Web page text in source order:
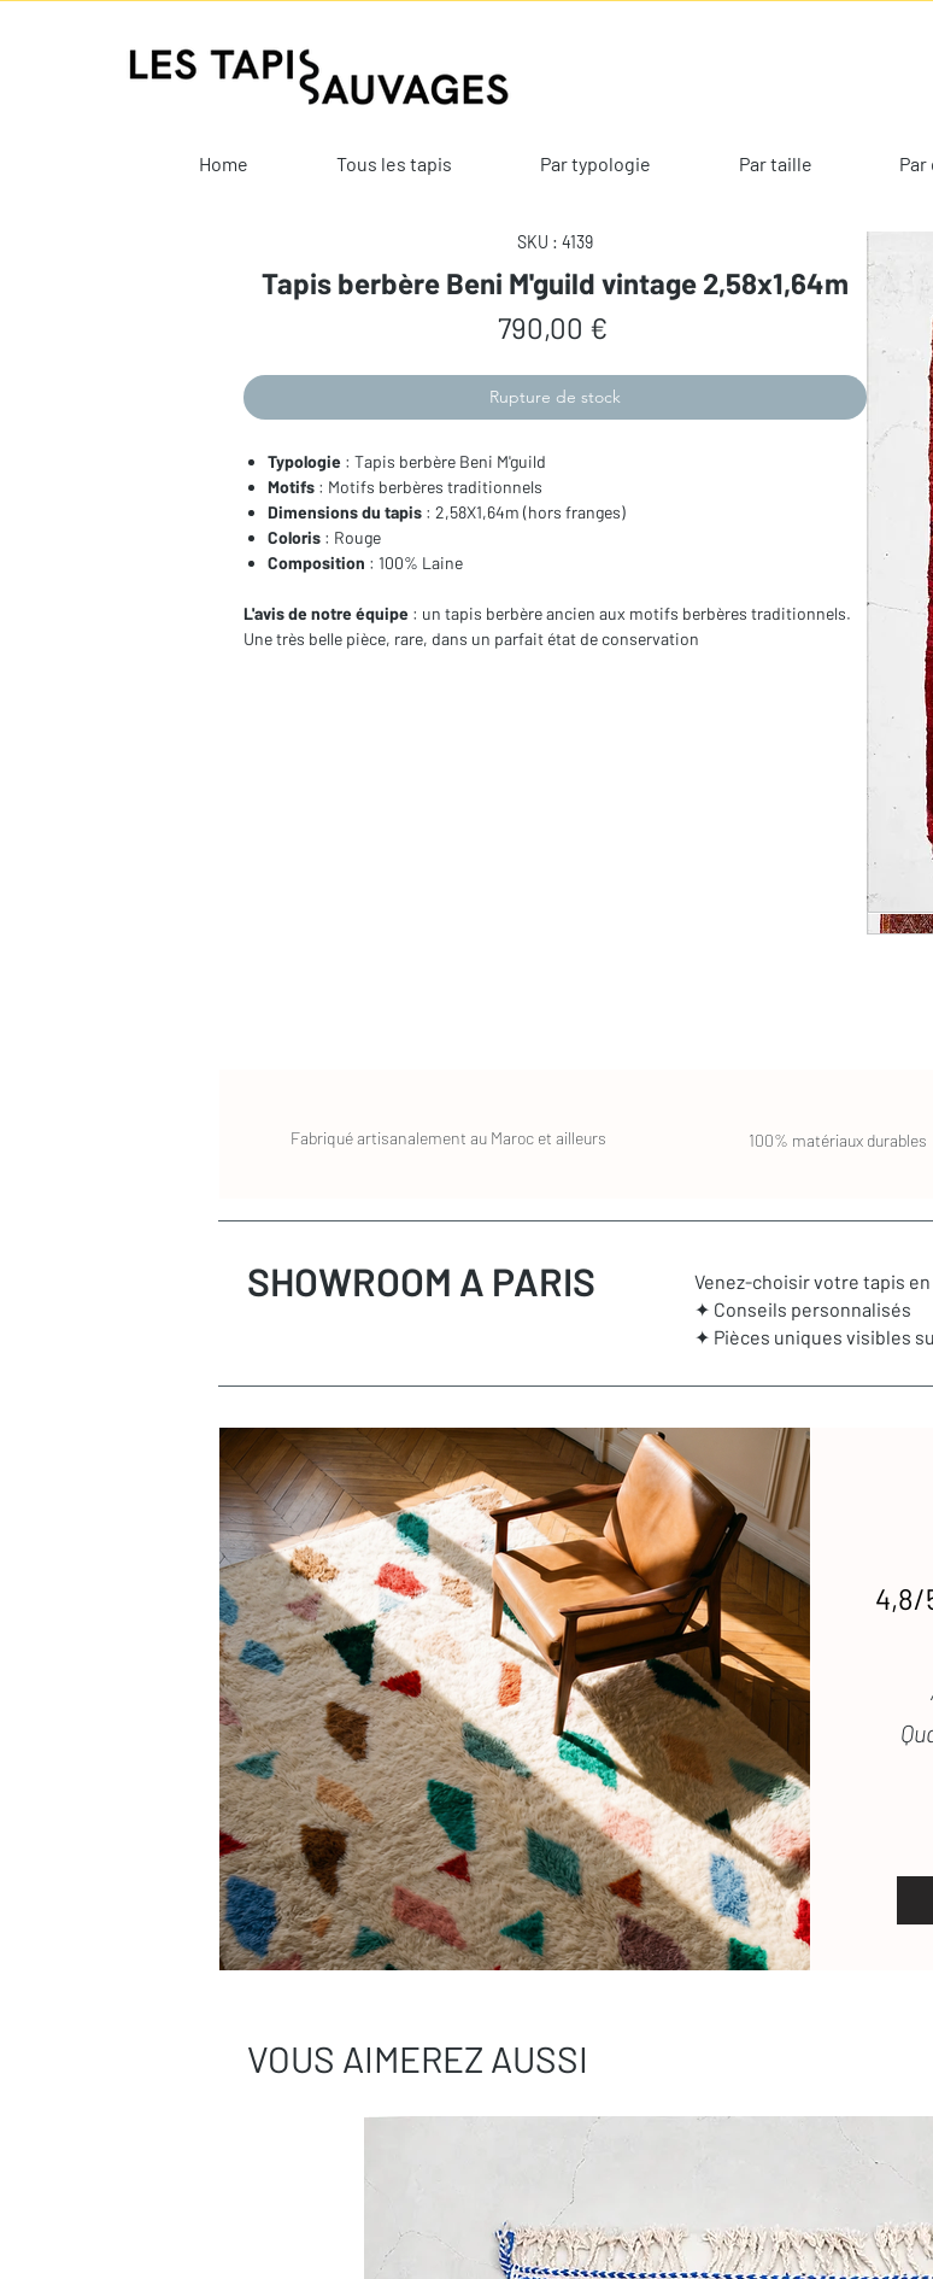
Home Tous les tapis Par typologie Par taille
SKU : 4139
Tapis berbère Beni M'guild vintage 2,58x1,64m
790,00 €Prix
Rupture de stock
Typologie : Tapis berbère Beni M'guild
Motifs : Motifs berbères traditionnels
Dimensions du tapis : 2,58X1,64m (hors franges)
Coloris : Rouge
Composition : 100% Laine
L'avis de notre équipe : un tapis berbère ancien aux motifs berbères traditionnels.
Une très belle pièce, rare, dans un parfait état de conservation
Fabriqué artisanalement au Maroc et ailleurs 100% matériaux durables
SHOWROOM A PARIS
Venez-choisir votre tapis en
✦ Conseils personnalisés
✦ Pièces uniques visibles
4,8/
VOUS AIMEREZ AUSSI